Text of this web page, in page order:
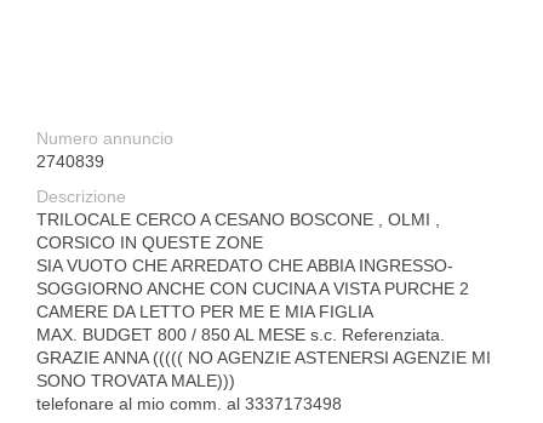
Numero annuncio
2740839
Descrizione
TRILOCALE CERCO A CESANO BOSCONE , OLMI ,
CORSICO IN QUESTE ZONE
SIA VUOTO CHE ARREDATO CHE ABBIA INGRESSO-
SOGGIORNO ANCHE CON CUCINA A VISTA PURCHE 2
CAMERE DA LETTO PER ME E MIA FIGLIA
MAX. BUDGET 800 / 850 AL MESE s.c. Referenziata.
GRAZIE ANNA ((((( NO AGENZIE ASTENERSI AGENZIE MI
SONO TROVATA MALE)))
telefonare al mio comm. al 3337173498